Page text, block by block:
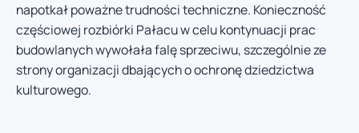
napotkał poważne trudności techniczne. Konieczność
częściowej rozbiórki Pałacu w celu kontynuacji prac
budowlanych wywołała falę sprzeciwu, szczególnie ze
strony organizacji dbających o ochronę dziedzictwa
kulturowego.